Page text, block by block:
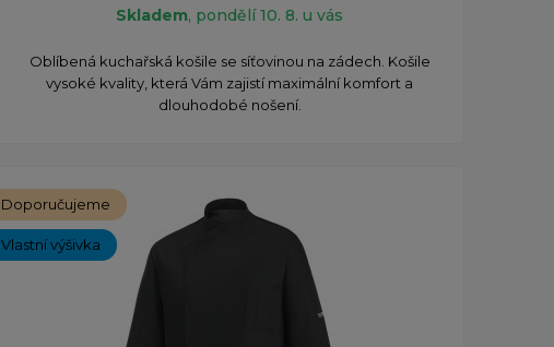
Skladem, pondělí 10. 8. u vás
Oblíbená kuchařská košile se síťovinou na zádech. Košile
vysoké kvality, která Vám zajistí maximální komfort a
dlouhodobé nošení.
Doporučujeme
Vlastní výšivka